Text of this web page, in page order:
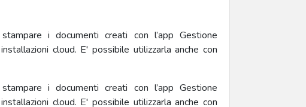
i documenti creati con l’app Gestione
cloud. E' possibile utilizzarla anche con
i documenti creati con l’app Gestione
cloud. E' possibile utilizzarla anche con